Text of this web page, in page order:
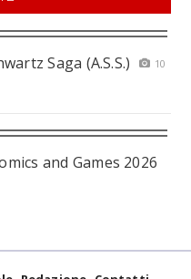
Saga (A.S.S.)
10
and Games 2026